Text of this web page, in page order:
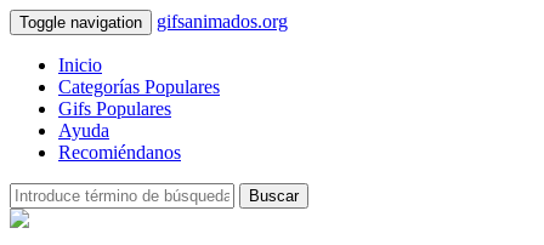
Toggle navigation gifsanimados.org
Inicio
Categorías Populares
Gifs Populares
Ayuda
Recomiéndanos
Buscar